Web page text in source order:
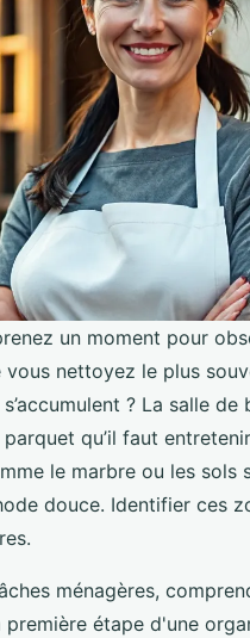
un moment pour
nettoyez le plus
? La salle
qu’il faut entretenir
le marbre ou les sols
douce. Identifier ces
ménagères,
étape d'une